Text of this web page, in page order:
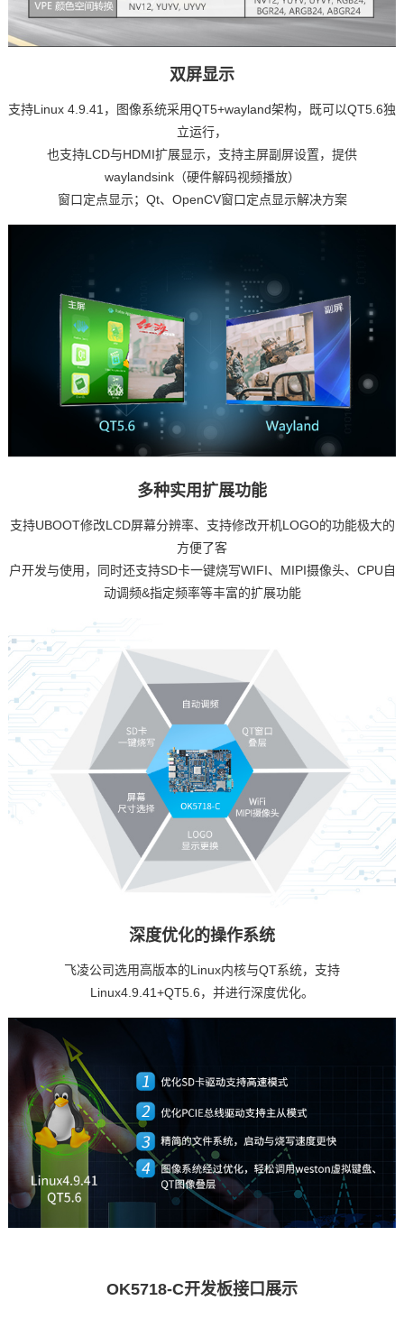
双屏显示
支持Linux 4.9.41，图像系统采用QT5+wayland架构，既可以QT5.6独
立运行，
也支持LCD与HDMI扩展显示，支持主屏副屏设置，提供
waylandsink（硬件解码视频播放）
窗口定点显示；Qt、OpenCV窗口定点显示解决方案
多种实用扩展功能
支持UBOOT修改LCD屏幕分辨率、支持修改开机LOGO的功能极大的
方便了客
户开发与使用，同时还支持SD卡一键烧写WIFI、MIPI摄像头、CPU自
动调频&指定频率等丰富的扩展功能
深度优化的操作系统
飞凌公司选用高版本的Linux内核与QT系统，支持
Linux4.9.41+QT5.6，并进行深度优化。
OK5718-C开发板接口展示